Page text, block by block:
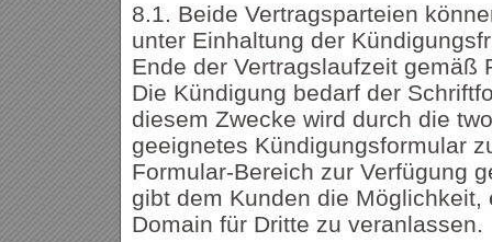
8.1. Beide Vertragsparteien
unter Einhaltung der
Ende der Vertragslaufzeit gemäß
Die Kündigung bedarf der
diesem Zwecke wird durch die
geeignetes Kündigungsformular
Formular-Bereich zur Verfügung
gibt dem Kunden die Möglichkeit,
Domain für Dritte zu veranlassen.